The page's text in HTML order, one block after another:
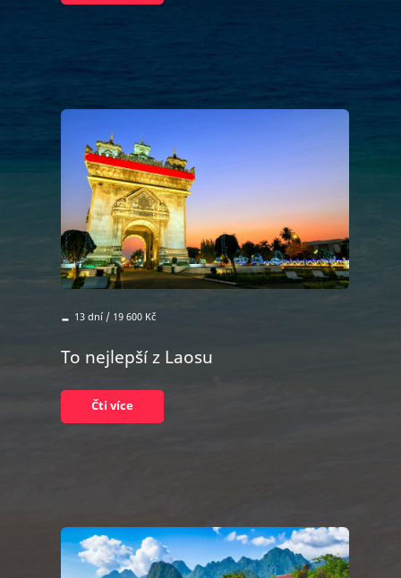
- 13 dní / 19 600 Kč
To nejlepší z Laosu
Čti více